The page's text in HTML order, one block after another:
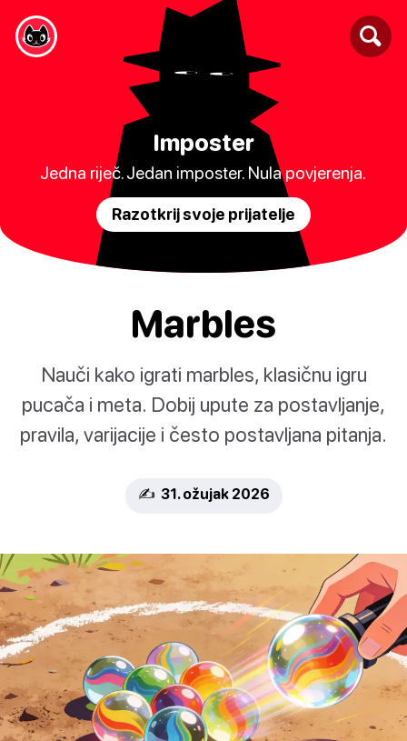
Imposter
Jedna riječ. Jedan imposter. Nula povjerenja.
Razotkrij svoje prijatelje
Marbles
Nauči kako igrati marbles, klasičnu igru
pucača i meta. Dobij upute za postavljanje,
pravila, varijacije i često postavljana pitanja.
✍️ 31. ožujak 2026